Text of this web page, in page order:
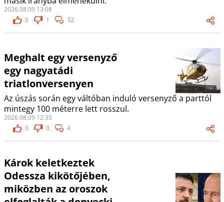
2026.08.09 13:08
0
1 32
Meghalt egy versenyző
egy nagyatádi
triatlonversenyen
Az úszás során egy váltóban induló versenyző a parttól
mintegy 100 méterre lett rosszul.
2026.08.09 12:35
0
0 4
Károk keletkeztek
Odessza kikötőjében,
miközben az oroszok